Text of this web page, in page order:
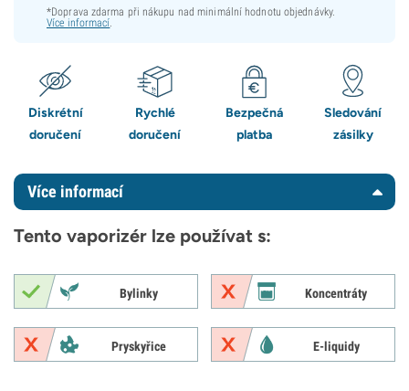
*Doprava zdarma při nákupu nad minimální hodnotu objednávky.
Více informací.
Diskrétní
doručení
Rychlé
doručení
Bezpečná
platba
Sledování
zásilky
Více informací
Tento vaporizér lze používat s:
Bylinky Koncentráty
Pryskyřice E-liquidy